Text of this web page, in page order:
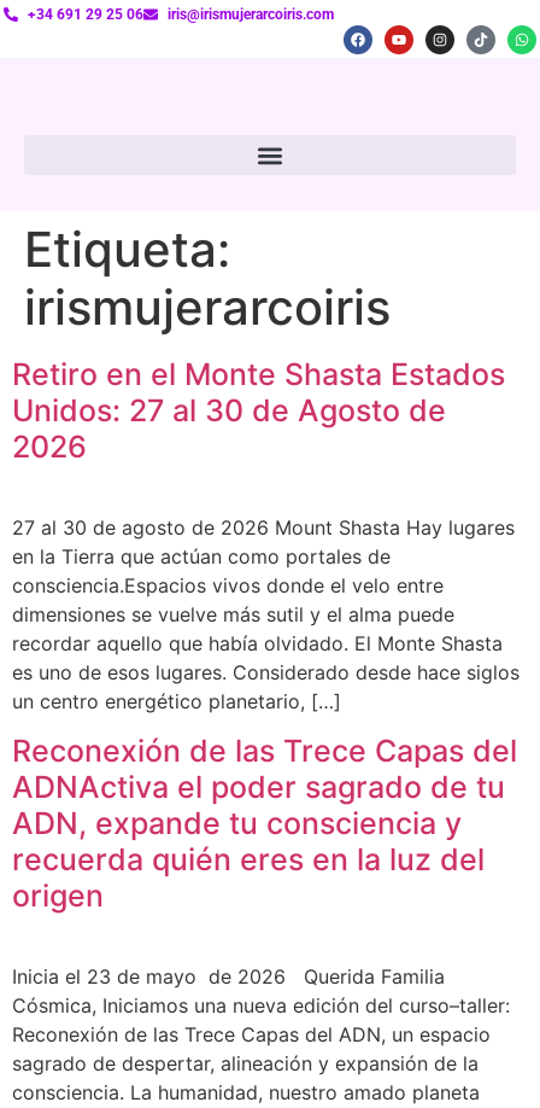
+34 691 29 25 06 iris@irismujerarcoiris.com
Etiqueta:
irismujerarcoiris
Retiro en el Monte Shasta Estados
Unidos: 27 al 30 de Agosto de
2026
27 al 30 de agosto de 2026 Mount Shasta Hay lugares
en la Tierra que actúan como portales de
consciencia.Espacios vivos donde el velo entre
dimensiones se vuelve más sutil y el alma puede
recordar aquello que había olvidado. El Monte Shasta
es uno de esos lugares. Considerado desde hace siglos
un centro energético planetario, […]
Reconexión de las Trece Capas del
ADNActiva el poder sagrado de tu
ADN, expande tu consciencia y
recuerda quién eres en la luz del
origen
Inicia el 23 de mayo de 2026 Querida Familia
Cósmica, Iniciamos una nueva edición del curso–taller:
Reconexión de las Trece Capas del ADN, un espacio
sagrado de despertar, alineación y expansión de la
consciencia. La humanidad, nuestro amado planeta